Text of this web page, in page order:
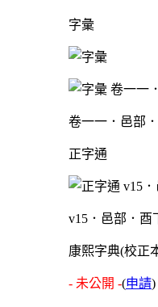
字彙
卷一一．邑部
正字通
v15．邑部．酉
康熙字典(校正
- 未公開 -(申請)